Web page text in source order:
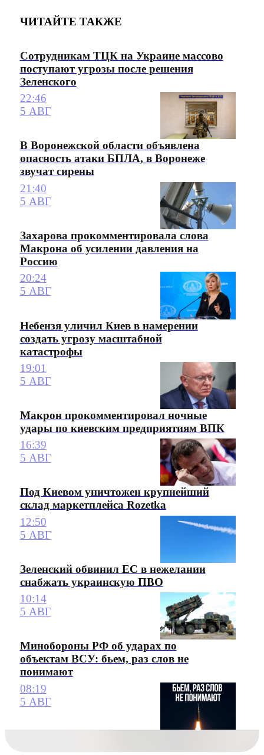
ЧИТАЙТЕ ТАКЖЕ
Сотрудникам ТЦК на Украине массово
поступают угрозы после решения
Зеленского
22:46
5 АВГ
В Воронежской области объявлена
опасность атаки БПЛА, в Воронеже
звучат сирены
21:40
5 АВГ
Захарова прокомментировала слова
Макрона об усилении давления на
Россию
20:24
5 АВГ
Небензя уличил Киев в намерении
создать угрозу масштабной
катастрофы
19:01
5 АВГ
Макрон прокомментировал ночные
удары по киевским предприятиям ВПК
16:39
5 АВГ
Под Киевом уничтожен крупнейший
склад маркетплейса Rozetka
12:50
5 АВГ
Зеленский обвинил ЕС в нежелании
снабжать украинскую ПВО
10:14
5 АВГ
Минобороны РФ об ударах по
объектам ВСУ: бьем, раз слов не
понимают
08:19
5 АВГ